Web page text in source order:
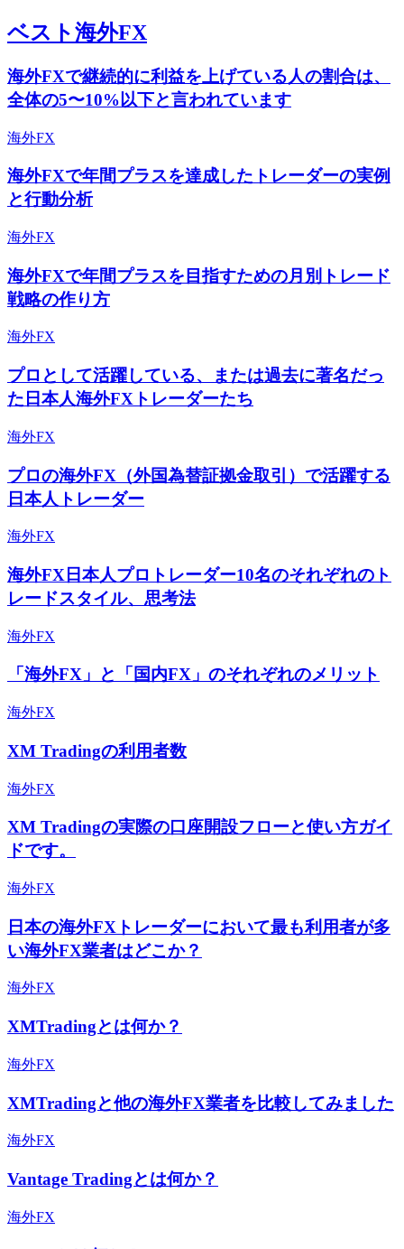
ベスト海外FX
海外FXで継続的に利益を上げている人の割合は、
全体の5〜10%以下と言われています
海外FX
海外FXで年間プラスを達成したトレーダーの実例
と行動分析
海外FX
海外FXで年間プラスを目指すための月別トレード
戦略の作り方
海外FX
プロとして活躍している、または過去に著名だっ
た日本人海外FXトレーダーたち
海外FX
プロの海外FX（外国為替証拠金取引）で活躍する
日本人トレーダー
海外FX
海外FX日本人プロトレーダー10名のそれぞれのト
レードスタイル、思考法
海外FX
「海外FX」と「国内FX」のそれぞれのメリット
海外FX
XM Tradingの利用者数
海外FX
XM Tradingの実際の口座開設フローと使い方ガイ
ドです。
海外FX
日本の海外FXトレーダーにおいて最も利用者が多
い海外FX業者はどこか？
海外FX
XMTradingとは何か？
海外FX
XMTradingと他の海外FX業者を比較してみました
海外FX
Vantage Tradingとは何か？
海外FX